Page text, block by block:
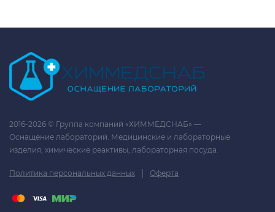
2016-2026 © Группа компаний «ХИММЕДСНАБ» —
Оснащение лабораторий. Медицинские и лабораторные
изделия, химические реактивы, лабораторная посуда.
Политика персональных данных | Оферта